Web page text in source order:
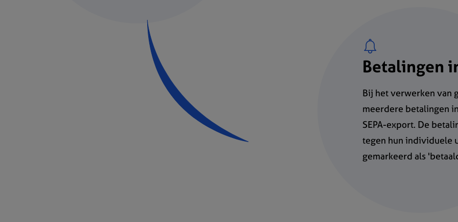
Betalingen
Bij het verwerken van
meerdere betalingen
SEPA-export. De
tegen hun individuele
gemarkeerd als